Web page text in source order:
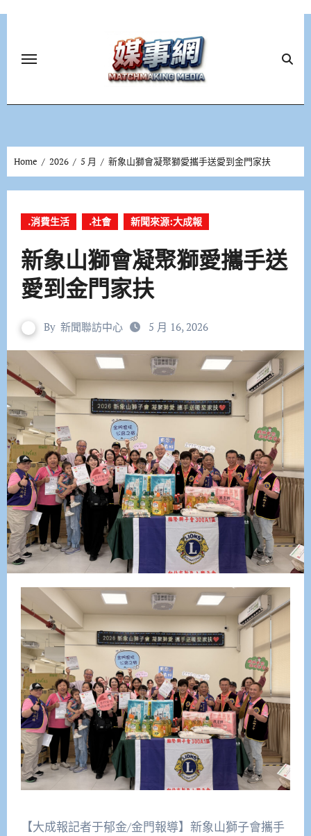
Home 2026 5 月 新象山獅會凝聚獅愛攜手送愛到金門家扶
.消費生活 .社會 新聞來源:大成報
新象山獅會凝聚獅愛攜手送
愛到金門家扶
By 新聞聯訪中心 5 月 16, 2026
【大成報記者于郁金/金門報導】新象山獅子會攜手